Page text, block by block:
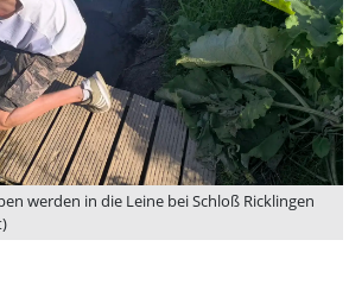
werden in die Leine bei Schloß Ricklingen